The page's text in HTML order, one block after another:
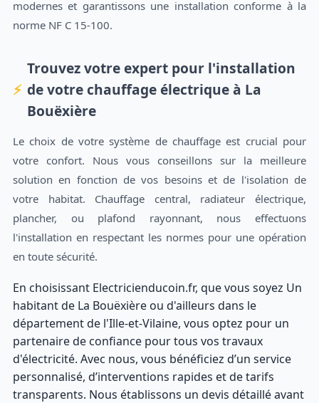
modernes et garantissons une installation conforme à la
norme NF C 15-100.
Trouvez votre expert pour l'installation
de votre chauffage électrique à La
Bouëxière
Le choix de votre système de chauffage est crucial pour
votre confort. Nous vous conseillons sur la meilleure
solution en fonction de vos besoins et de l'isolation de
votre habitat. Chauffage central, radiateur électrique,
plancher, ou plafond rayonnant, nous effectuons
l'installation en respectant les normes pour une opération
en toute sécurité.
En choisissant Electricienducoin.fr, que vous soyez Un
habitant de La Bouëxière ou d'ailleurs dans le
département de l'Ille-et-Vilaine, vous optez pour un
partenaire de confiance pour tous vos travaux
d'électricité. Avec nous, vous bénéficiez d’un service
personnalisé, d’interventions rapides et de tarifs
transparents. Nous établissons un devis détaillé avant